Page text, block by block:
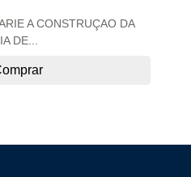
A CONSTRUÇAO DA
DE...